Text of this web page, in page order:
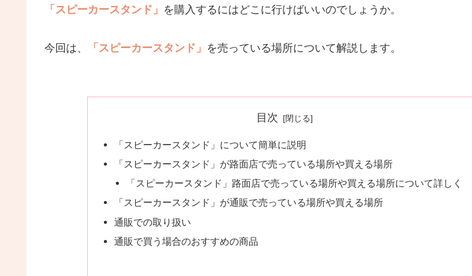
「スピーカースタンド」 を購入するにはどこに行けばいいのでしょうか。
今回は、 「スピーカースタンド」 を売っている場所について解説します。
目次
「スピーカースタンド」について簡単に説明
「スピーカースタンド」が路面店で売っている場所や買える場所
「スピーカースタンド」路面店で売っている場所や買える場所について詳しく
「スピーカースタンド」が通販で売っている場所や買える場所
通販での取り扱い
通販で買う場合のおすすめの商品